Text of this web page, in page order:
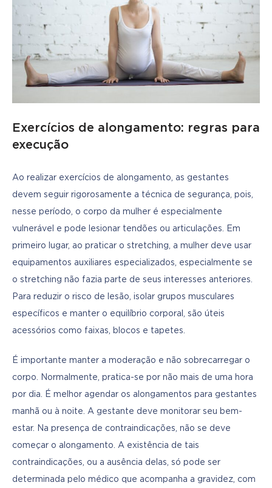
Exercícios de alongamento: regras para
execução
Ao realizar exercícios de alongamento, as gestantes
devem seguir rigorosamente a técnica de segurança, pois,
nesse período, o corpo da mulher é especialmente
vulnerável e pode lesionar tendões ou articulações. Em
primeiro lugar, ao praticar o stretching, a mulher deve usar
equipamentos auxiliares especializados, especialmente se
o stretching não fazia parte de seus interesses anteriores.
Para reduzir o risco de lesão, isolar grupos musculares
específicos e manter o equilíbrio corporal, são úteis
acessórios como faixas, blocos e tapetes.
É importante manter a moderação e não sobrecarregar o
corpo. Normalmente, pratica-se por não mais de uma hora
por dia. É melhor agendar os alongamentos para gestantes
manhã ou à noite. A gestante deve monitorar seu bem-
estar. Na presença de contraindicações, não se deve
começar o alongamento. A existência de tais
contraindicações, ou a ausência delas, só pode ser
determinada pelo médico que acompanha a gravidez, com